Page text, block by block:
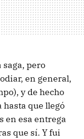
saga, pero
en general,
y de hecho
hasta que llegó
en esa entrega
que sí. Y fui